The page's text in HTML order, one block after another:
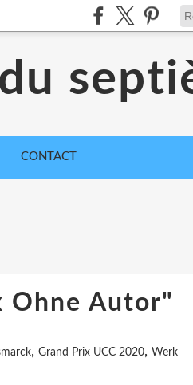
CONTACT
Ohne Autor"
, Grand Prix UCC 2020, Werk